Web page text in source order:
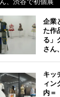
企業
た作
る」
さん
キッ
ィン
内＝